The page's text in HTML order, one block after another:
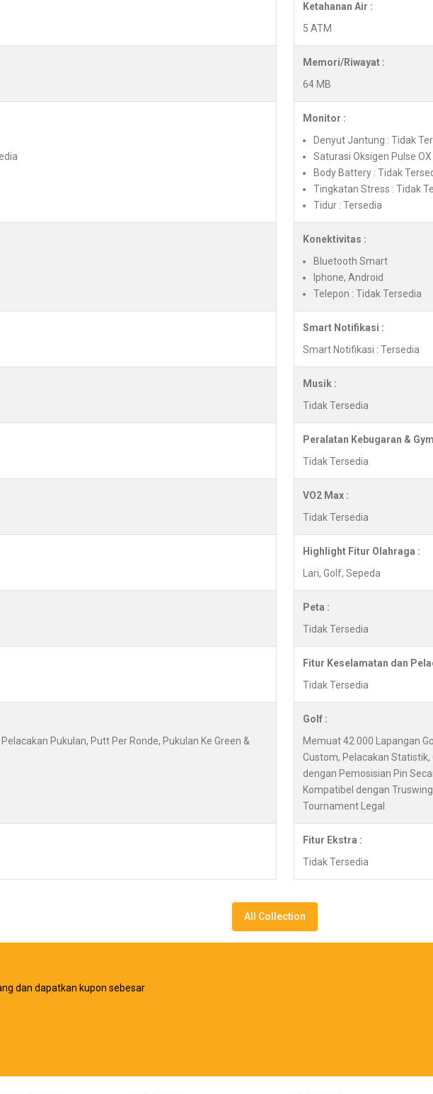
Ketahanan Air :
5 ATM
Memori/Riwayat :
64 MB
Monitor :
Denyut Jantung : Tidak
Saturasi Oksigen Pulse
Body Battery : Tidak
Tingkatan Stress : Tidak
Tidur : Tersedia
Konektivitas :
Bluetooth Smart
Iphone, Android
Telepon : Tidak Tersedia
Smart Notifikasi :
Smart Notifikasi : Tersedia
Musik :
Tidak Tersedia
Peralatan Kebugaran &
Tidak Tersedia
VO2 Max :
Tidak Tersedia
Highlight Fitur Olahraga :
Lari, Golf, Sepeda
Peta :
Tidak Tersedia
Fitur Keselamatan dan
Tidak Tersedia
Pukulan, Putt Per Ronde, Pukulan Ke Green &
Golf :
Memuat 42.000 Lapangan
Custom, Pelacakan
dengan Pemosisian Pin
Kompatibel dengan
Tournament Legal
Fitur Ekstra :
Tidak Tersedia
All Collection
dan dapatkan kupon sebesar